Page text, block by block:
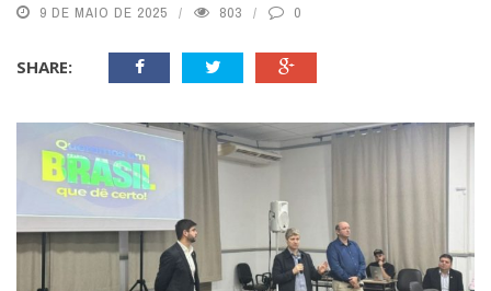
9 DE MAIO DE 2025 803 0
SHARE: